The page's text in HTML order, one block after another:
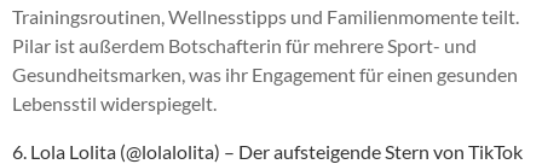
Trainingsroutinen, Wellnesstipps und Familienmomente teilt.
Pilar ist außerdem Botschafterin für mehrere Sport- und
Gesundheitsmarken, was ihr Engagement für einen gesunden
Lebensstil widerspiegelt.
6. Lola Lolita (@lolalolita) – Der aufsteigende Stern von TikTok